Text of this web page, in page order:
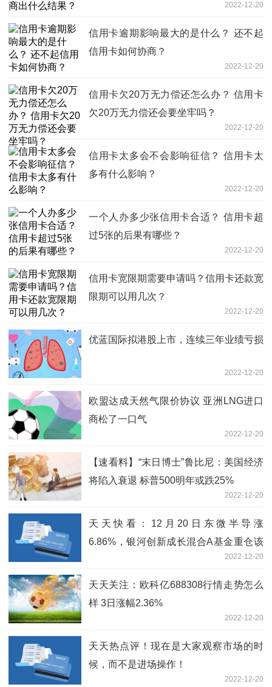
2022-12-20
信用卡逾期影响最大的是什么？ 还不起
信用卡如何协商？
2022-12-20
信用卡欠20万无力偿还怎么办？ 信用卡
欠20万无力偿还会要坐牢吗？
2022-12-20
信用卡太多会不会影响征信？ 信用卡太
多有什么影响？
2022-12-20
一个人办多少张信用卡合适？ 信用卡超
过5张的后果有哪些？
2022-12-20
信用卡宽限期需要申请吗？信用卡还款宽
限期可以用几次？
2022-12-20
优蓝国际拟港股上市，连续三年业绩亏损
2022-12-20
欧盟达成天然气限价协议 亚洲LNG进口
商松了一口气
2022-12-20
【速看料】“末日博士”鲁比尼：美国经济
将陷入衰退 标普500明年或跌25%
2022-12-20
天天快看：12月20日东微半导涨
6.86%，银河创新成长混合A基金重仓该
2022-12-20
天天关注：欧科亿688308行情走势怎么
样 3日涨幅2.36%
2022-12-20
天天热点评！现在是大家观察市场的时
候，而不是进场操作！
2022-12-20